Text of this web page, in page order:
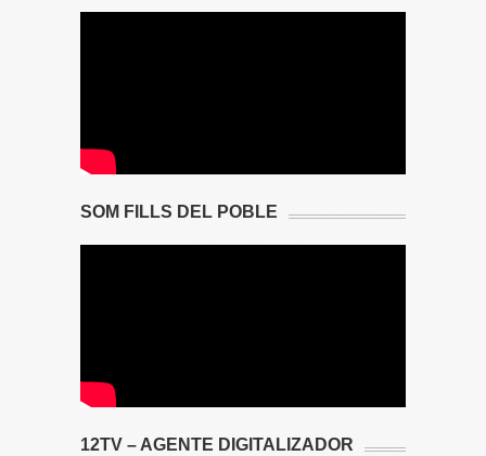
SOM FILLS DEL POBLE
12TV – AGENTE DIGITALIZADOR